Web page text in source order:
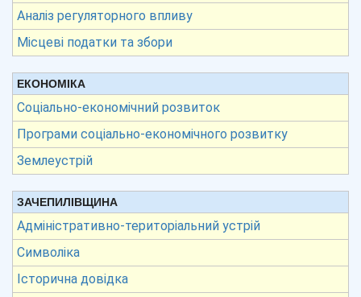
Аналіз регуляторного впливу
Місцеві податки та збори
ЕКОНОМІКА
Соціально-економічний розвиток
Програми соціально-економічного розвитку
Землеустрій
ЗАЧЕПИЛІВЩИНА
Адміністративно-територіальний устрій
Символіка
Історична довідка